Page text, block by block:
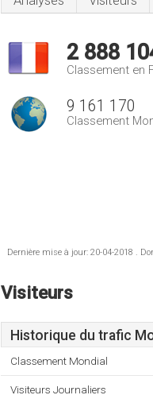
2 888
Classement en
9 161 170
Classement
Dernière mise à jour: 20-04-2018 .
Visiteurs
Historique du trafic
Classement Mondial
Visiteurs Journaliers